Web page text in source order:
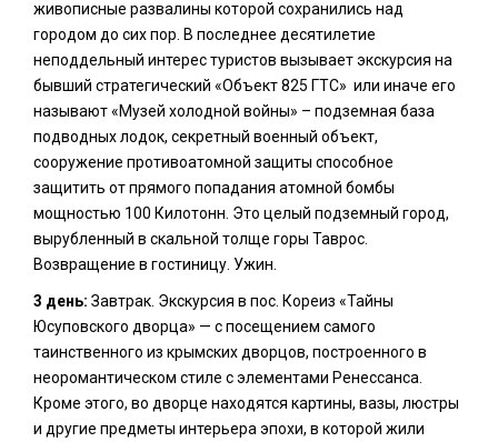
живописные развалины которой сохранились над
городом до сих пор. В последнее десятилетие
неподдельный интерес туристов вызывает экскурсия на
бывший стратегический «Объект 825 ГТС» или иначе его
называют «Музей холодной войны» – подземная база
подводных лодок, секретный военный объект,
сооружение противоатомной защиты способное
защитить от прямого попадания атомной бомбы
мощностью 100 Килотонн. Это целый подземный город,
вырубленный в скальной толще горы Таврос.
Возвращение в гостиницу. Ужин.
3 день: Завтрак. Экскурсия в пос. Кореиз «Тайны
Юсуповского дворца» — с посещением самого
таинственного из крымских дворцов, построенного в
неоромантическом стиле с элементами Ренессанса.
Кроме этого, во дворце находятся картины, вазы, люстры
и другие предметы интерьера эпохи, в которой жили